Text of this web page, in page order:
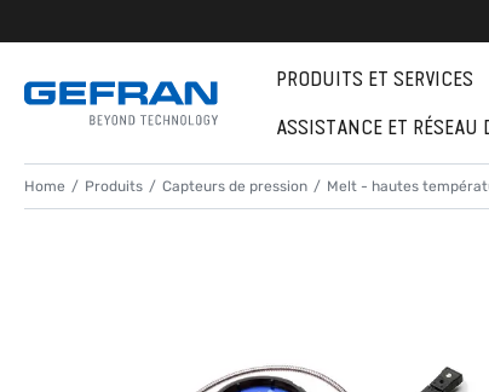
PRODUITS ET SERVICES
ASSISTANCE ET RÉSEAU
Home Produits Capteurs de pression Melt - hautes